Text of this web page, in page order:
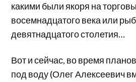
какими были якоря на
восемнадцатого века или
девятнадцатого столетия…
Вот и сейчас, во время
под воду (Олег Алексеевич